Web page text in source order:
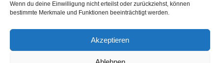
Wenn du deine Einwilligung nicht erteilst oder zurückziehst, können
bestimmte Merkmale und Funktionen beeinträchtigt werden.
Akzeptieren
Best Retail Cases
Expertenwissen
eCommerce
Payment